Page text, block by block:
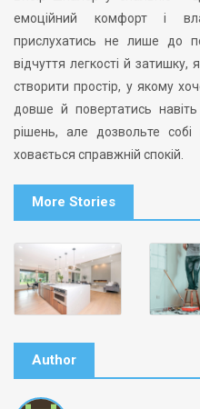
емоційний комфорт і
прислухатись не лише до
відчуття легкості й затишку,
створити простір, у якому
довше й повертатись
рішень, але дозвольте
ховається справжній спокій.
More Stories
Author